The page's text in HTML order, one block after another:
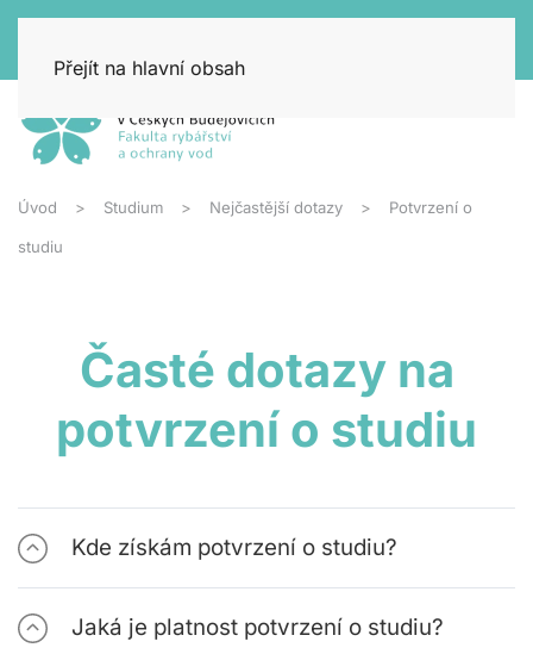
Přejít na hlavní obsah
Úvod Studium Nejčastější dotazy Potvrzení o
studiu
Časté dotazy na
potvrzení o studiu
Kde získám potvrzení o studiu?
Jaká je platnost potvrzení o studiu?